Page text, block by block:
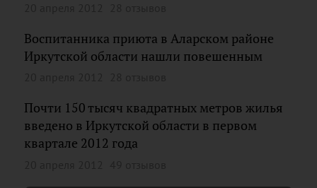
Воспитанника приюта в Аларском районе
Иркутской области нашли повешенным
Почти 150 тысяч квадратных метров жилья
введено в Иркутской области в первом
квартале 2012 года